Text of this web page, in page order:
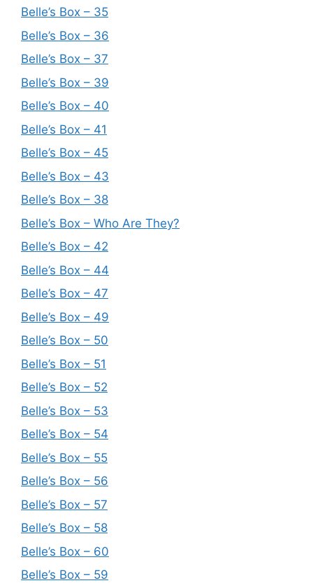
Belle’s Box – 35
Belle’s Box – 36
Belle’s Box – 37
Belle’s Box – 39
Belle’s Box – 40
Belle’s Box – 41
Belle’s Box – 45
Belle’s Box – 43
Belle’s Box – 38
Belle’s Box – Who Are They?
Belle’s Box – 42
Belle’s Box – 44
Belle’s Box – 47
Belle’s Box – 49
Belle’s Box – 50
Belle’s Box – 51
Belle’s Box – 52
Belle’s Box – 53
Belle’s Box – 54
Belle’s Box – 55
Belle’s Box – 56
Belle’s Box – 57
Belle’s Box – 58
Belle’s Box – 60
Belle’s Box – 59